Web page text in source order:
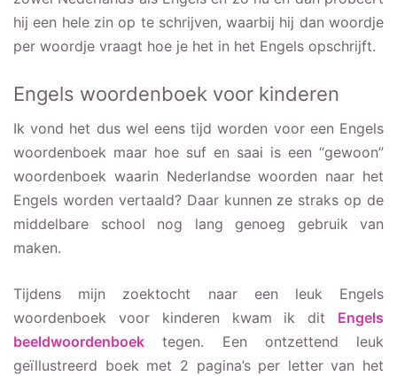
hij een hele zin op te schrijven, waarbij hij dan woordje
per woordje vraagt hoe je het in het Engels opschrijft.
Engels woordenboek voor kinderen
Ik vond het dus wel eens tijd worden voor een Engels
woordenboek maar hoe suf en saai is een “gewoon”
woordenboek waarin Nederlandse woorden naar het
Engels worden vertaald? Daar kunnen ze straks op de
middelbare school nog lang genoeg gebruik van
maken.
Tijdens mijn zoektocht naar een leuk Engels
woordenboek voor kinderen kwam ik dit Engels
beeldwoordenboek tegen. Een ontzettend leuk
geïllustreerd boek met 2 pagina’s per letter van het